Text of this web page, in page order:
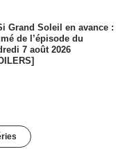
Grand Soleil en avance :
de l’épisode du
7 août 2026